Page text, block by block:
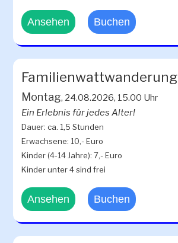
Ansehen Buchen
Familienwattwanderung
Montag, 24.08.2026, 15.00 Uhr
Ein Erlebnis für jedes Alter!
Dauer: ca. 1,5 Stunden
Erwachsene: 10,- Euro
Kinder (4-14 Jahre): 7,- Euro
Kinder unter 4 sind frei
Ansehen Buchen